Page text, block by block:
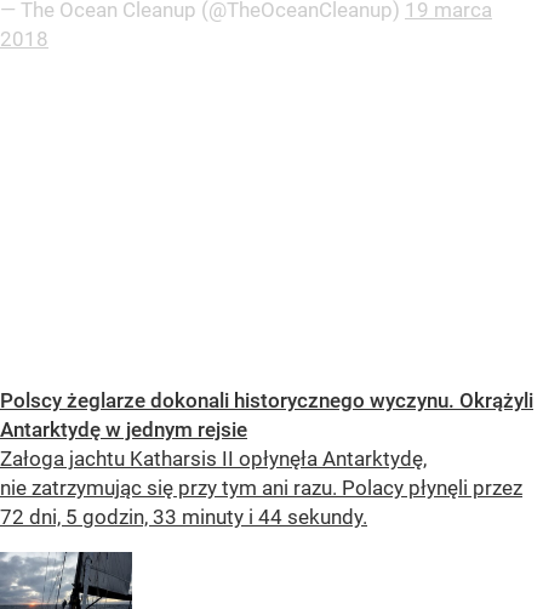
— The Ocean Cleanup (@TheOceanCleanup) 19 marca
2018
Polscy żeglarze dokonali historycznego wyczynu. Okrążyli
Antarktydę w jednym rejsie
Załoga jachtu Katharsis II opłynęła Antarktydę,
nie zatrzymując się przy tym ani razu. Polacy płynęli przez
72 dni, 5 godzin, 33 minuty i 44 sekundy.